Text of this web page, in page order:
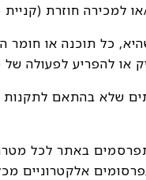
למכירה חוזרת
כל תוכנה או חומר
או להפריע לפעולה
שלא בהתאם
באתר לכל
אלקטרוניים